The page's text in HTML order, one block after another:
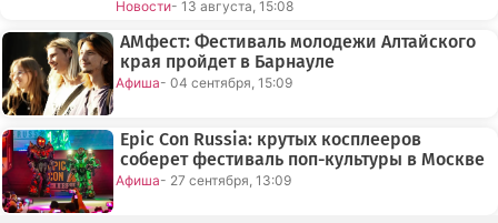
Новости- 13 августа, 15:08
АМфест: Фестиваль молодежи Алтайского
края пройдет в Барнауле
Афиша- 04 сентября, 15:09
Epic Con Russia: крутых косплееров
соберет фестиваль поп-культуры в Москве
Афиша- 27 сентября, 13:09